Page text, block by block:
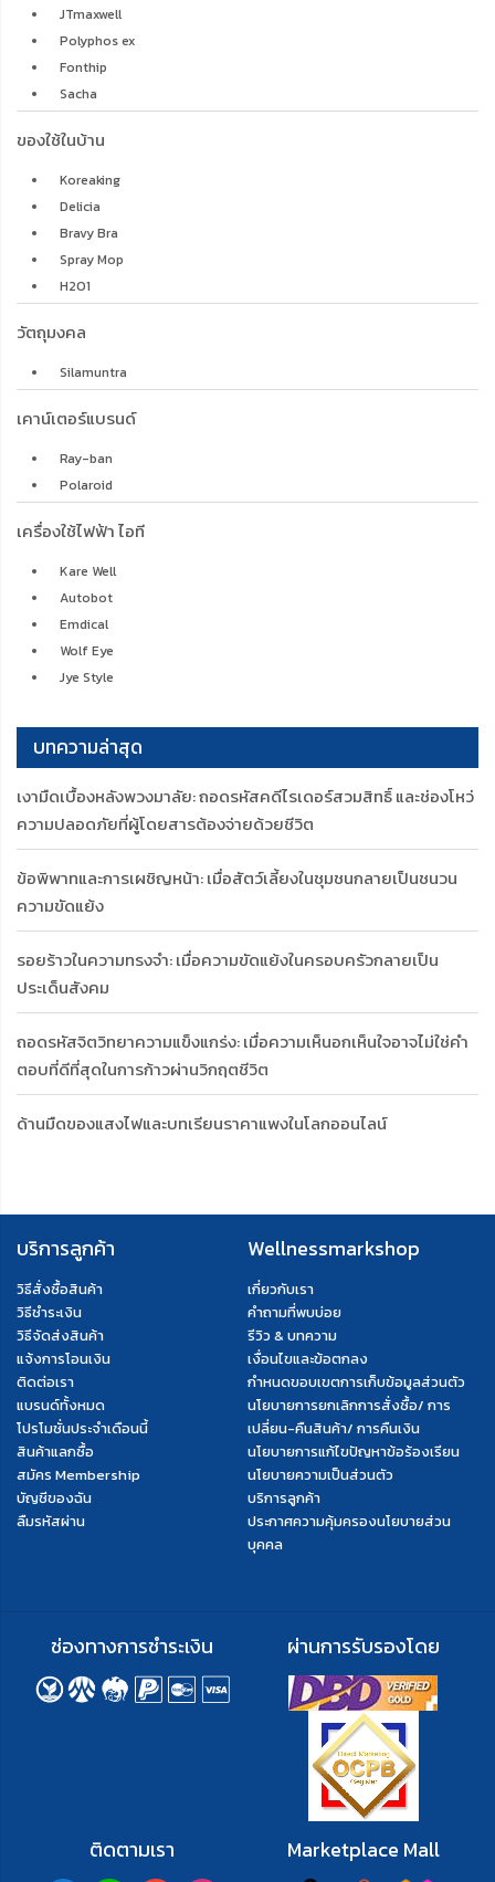
JTmaxwell
Polyphos ex
Fonthip
Sacha
ของใช้ในบ้าน
Koreaking
Delicia
Bravy Bra
Spray Mop
H2O1
วัตถุมงคล
Silamuntra
เคาน์เตอร์แบรนด์
Ray-ban
Polaroid
เครื่องใช้ไฟฟ้า ไอที
Kare Well
Autobot
Emdical
Wolf Eye
Jye Style
บทความล่าสุด
เงามืดเบื้องหลังพวงมาลัย: ถอดรหัสคดีไรเดอร์สวมสิทธิ์ และช่องโหว่
ความปลอดภัยที่ผู้โดยสารต้องจ่ายด้วยชีวิต
ข้อพิพาทและการเผชิญหน้า: เมื่อสัตว์เลี้ยงในชุมชนกลายเป็นชนวน
ความขัดแย้ง
รอยร้าวในความทรงจำ: เมื่อความขัดแย้งในครอบครัวกลายเป็น
ประเด็นสังคม
ถอดรหัสจิตวิทยาความแข็งแกร่ง: เมื่อความเห็นอกเห็นใจอาจไม่ใช่คำ
ตอบที่ดีที่สุดในการก้าวผ่านวิกฤตชีวิต
ด้านมืดของแสงไฟและบทเรียนราคาแพงในโลกออนไลน์
บริการลูกค้า
วิธีสั่งซื้อสินค้า
วิธีชำระเงิน
วิธีจัดส่งสินค้า
แจ้งการโอนเงิน
ติดต่อเรา
แบรนด์ทั้งหมด
โปรโมชั่นประจำเดือนนี้
สินค้าแลกซื้อ
สมัคร Membership
บัญชีของฉัน
ลืมรหัสผ่าน
Wellnessmarkshop
เกี่ยวกับเรา
คำถามที่พบบ่อย
รีวิว & บทความ
เงื่อนไขและข้อตกลง
กำหนดขอบเขตการเก็บข้อมูลส่วนตัว
นโยบายการยกเลิกการสั่งซื้อ/ การ
เปลี่ยน-คืนสินค้า/ การคืนเงิน
นโยบายการแก้ไขปัญหาข้อร้องเรียน
นโยบายความเป็นส่วนตัว
บริการลูกค้า
ประกาศความคุ้มครองนโยบายส่วน
บุคคล
ติดตามเรา
ช่องทางการชำระเงิน ผ่านการรับรองโดย
Marketplace Mall